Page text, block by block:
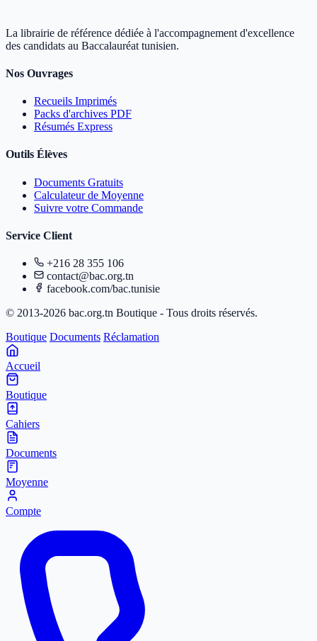
La librairie de référence dédiée à l'accompagnement d'excellence
des candidats au Baccalauréat tunisien.
Nos Ouvrages
Recueils Imprimés
Packs d'archives PDF
Résumés Express
Outils Élèves
Documents Gratuits
Calculateur de Moyenne
Suivre votre Commande
Service Client
+216 28 355 106
contact@bac.org.tn
facebook.com/bac.tunisie
© 2013-2026 bac.org.tn Boutique - Tous droits réservés.
Boutique Documents Réclamation
Accueil
Boutique
Cahiers
Documents
Moyenne
Compte